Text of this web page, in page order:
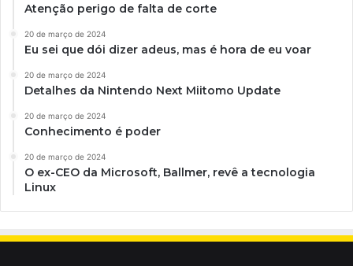
Atenção perigo de falta de corte
20 de março de 2024
Eu sei que dói dizer adeus, mas é hora de eu voar
20 de março de 2024
Detalhes da Nintendo Next Miitomo Update
20 de março de 2024
Conhecimento é poder
20 de março de 2024
O ex-CEO da Microsoft, Ballmer, revê a tecnologia
Linux